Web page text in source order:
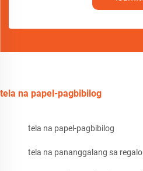
tela na papel-pagbibilog
tela na papel-pagbibilog
tela na pananggalang sa regalo